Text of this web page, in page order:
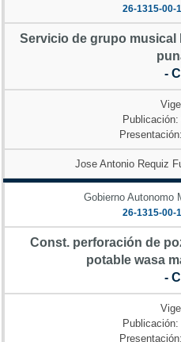
26-1315-00-
Servicio de grupo
-
Jose Antonio Requiz
Gobierno Autonomo
26-1315-00-
Const. perforación de
potable wasa
-